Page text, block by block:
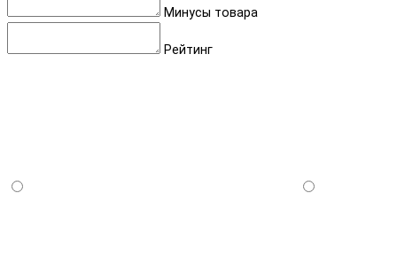
Минусы товара
Рейтинг